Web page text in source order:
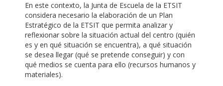
En este contexto, la Junta de Escuela de la ETSIT
considera necesario la elaboración de un Plan
Estratégico de la ETSIT que permita analizar y
reflexionar sobre la situación actual del centro (quién
es y en qué situación se encuentra), a qué situación
se desea llegar (qué se pretende conseguir) y con
qué medios se cuenta para ello (recursos humanos y
materiales).